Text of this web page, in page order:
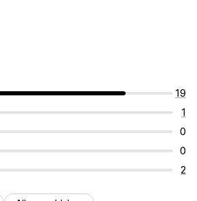
19
1
0
0
2